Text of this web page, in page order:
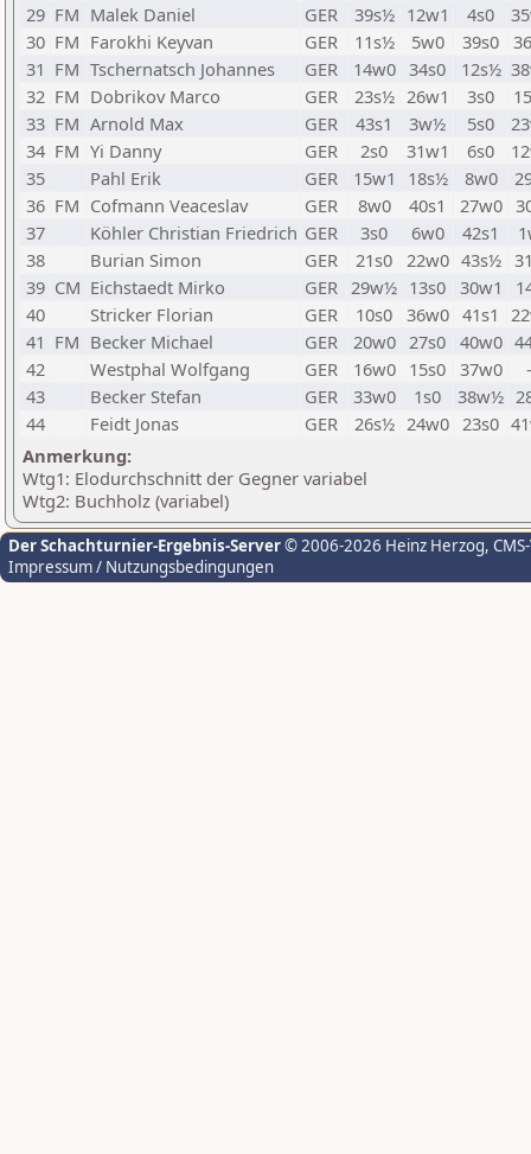
29 FM Malek Daniel GER 39s½ 12w1 4s0
30 FM Farokhi Keyvan GER 11s½ 5w0 39s0
31 FM Tschernatsch Johannes GER 14w0 34s0 12s½
32 FM Dobrikov Marco GER 23s½ 26w1 3s0
33 FM Arnold Max GER 43s1 3w½ 5s0
34 FM Yi Danny GER 2s0 31w1 6s0
35
Pahl Erik GER 15w1 18s½ 8w0
36 FM Cofmann Veaceslav GER 8w0 40s1 27w0
37
Köhler Christian Friedrich GER 3s0 6w0 42s1
38
Burian Simon GER 21s0 22w0 43s½
39 CM Eichstaedt Mirko GER 29w½ 13s0 30w1
40
Stricker Florian GER 10s0 36w0 41s1
41 FM Becker Michael GER 20w0 27s0 40w0
42
Westphal Wolfgang GER 16w0 15s0 37w0
43
Becker Stefan GER 33w0 1s0 38w½
44
Feidt Jonas GER 26s½ 24w0 23s0
Anmerkung:
Wtg1: Elodurchschnitt der Gegner variabel
Wtg2: Buchholz (variabel)
Der Schachturnier-Ergebnis-Server© 2006-2026 Heinz Herzog,
Impressum / Nutzungsbedingungen